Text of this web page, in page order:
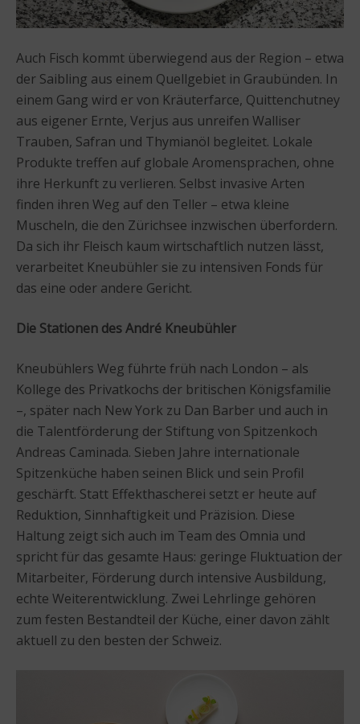
Auch Fisch kommt überwiegend aus der Region – etwa
der Saibling aus einem Quellgebiet in Graubünden. In
einem Gang wird er von Kräuterfarce, Quittenchutney
aus eigener Ernte, Verjus aus unreifen Walliser
Trauben, Safran und Thymianöl begleitet. Lokale
Produkte treffen auf globale Aromensprachen, ohne
ihre Herkunft zu verlieren. Selbst invasive Arten
finden ihren Weg auf den Teller – etwa kleine
Muscheln, die den Zürichsee inzwischen überfordern.
Da sich ihr Fleisch kaum wirtschaftlich nutzen lässt,
verarbeitet Kneubühler sie zu intensiven Fonds für
das eine oder andere Gericht.
Die Stationen des André Kneubühler
Kneubühlers Weg führte früh nach London – als
Kollege des Privatkochs der britischen Königsfamilie
–, später nach New York zu Dan Barber und auch in
die Talentförderung der Stiftung von Spitzenkoch
Andreas Caminada. Sieben Jahre internationale
Spitzenküche haben seinen Blick und sein Profil
geschärft. Statt Effekthascherei setzt er heute auf
Reduktion, Sinnhaftigkeit und Präzision. Diese
Haltung zeigt sich auch im Team des Omnia und
spricht für das gesamte Haus: geringe Fluktuation der
Mitarbeiter, Förderung durch intensive Ausbildung,
echte Weiterentwicklung. Zwei Lehrlinge gehören
zum festen Bestandteil der Küche, einer davon zählt
aktuell zu den besten der Schweiz.